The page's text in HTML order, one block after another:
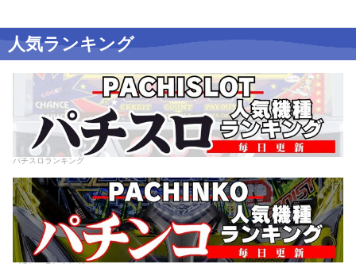
人気ランキング
パチスロランキング